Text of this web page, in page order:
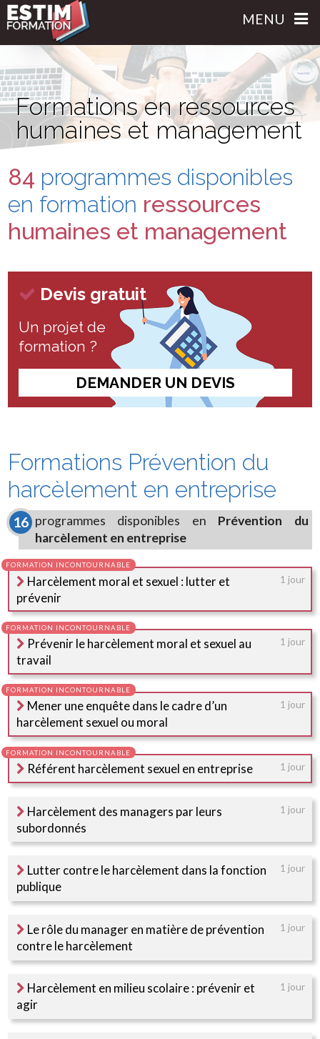
MENU
Formations en ressources
humaines et management
84 programmes disponibles
en formation ressources
humaines et management
Devis gratuit
Un projet de
formation ?
DEMANDER UN DEVIS
Formations Prévention du
harcèlement en entreprise
16 programmes disponibles en Prévention du
harcèlement en entreprise
Harcèlement moral et sexuel : lutter et
prévenir
1 jour
Prévenir le harcèlement moral et sexuel au
travail
1 jour
Mener une enquête dans le cadre d’un
harcèlement sexuel ou moral
1 jour
Référent harcèlement sexuel en entreprise 1 jour
Harcèlement des managers par leurs
subordonnés
1 jour
Lutter contre le harcèlement dans la fonction
publique
1 jour
Le rôle du manager en matière de prévention
contre le harcèlement
1 jour
Harcèlement en milieu scolaire : prévenir et
agir
1 jour